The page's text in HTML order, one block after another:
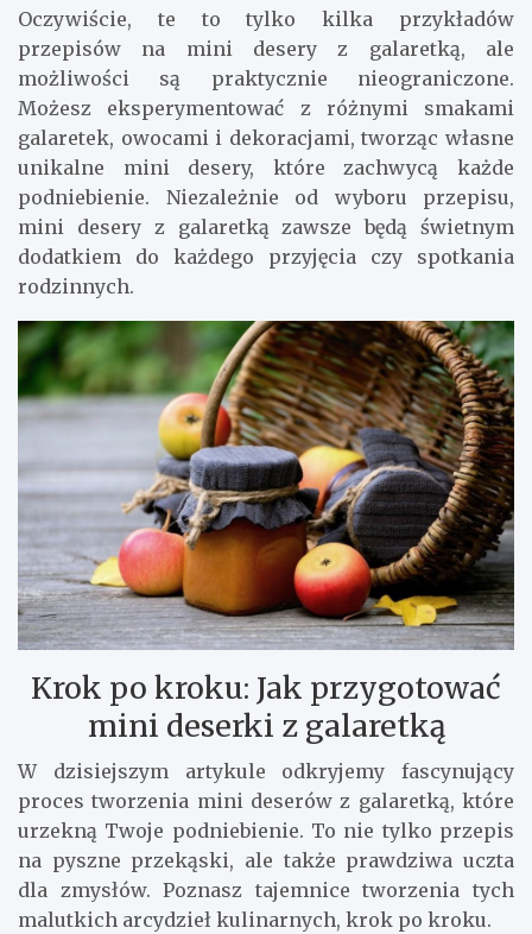
Oczywiście, te to tylko kilka przykładów
przepisów na mini desery z galaretką, ale
możliwości są praktycznie nieograniczone.
Możesz eksperymentować z różnymi smakami
galaretek, owocami i dekoracjami, tworząc własne
unikalne mini desery, które zachwycą każde
podniebienie. Niezależnie od wyboru przepisu,
mini desery z galaretką zawsze będą świetnym
dodatkiem do każdego przyjęcia czy spotkania
rodzinnych.
Krok po kroku: Jak przygotować
mini deserki z galaretką
W dzisiejszym artykule odkryjemy fascynujący
proces tworzenia mini deserów z galaretką, które
urzekną Twoje podniebienie. To nie tylko przepis
na pyszne przekąski, ale także prawdziwa uczta
dla zmysłów. Poznasz tajemnice tworzenia tych
malutkich arcydzieł kulinarnych, krok po kroku.